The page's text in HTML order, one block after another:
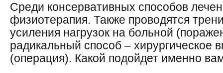
Среди консервативных способов
физиотерапия. Также проводятся
усиления нагрузок на больной
радикальный способ – хирургическое
(операция). Какой подойдет именно